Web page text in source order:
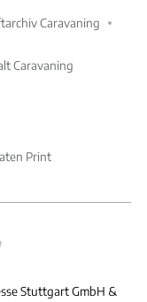
Caravaning
Caravaning
Print
Stuttgart GmbH &